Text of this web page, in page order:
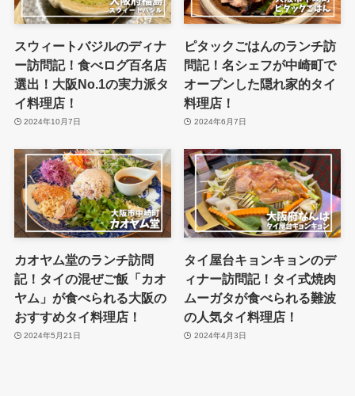
スウィートバジルのディナ
ー訪問記！食べログ百名店
選出！大阪No.1の実力派タ
イ料理店！
2024年10月7日
ピタックごはんのランチ訪
問記！名シェフが中崎町で
オープンした隠れ家的タイ
料理店！
2024年6月7日
カオヤム堂のランチ訪問
記！タイの混ぜご飯「カオ
ヤム」が食べられる大阪の
おすすめタイ料理店！
2024年5月21日
タイ屋台キョンキョンのデ
ィナー訪問記！タイ式焼肉
ムーガタが食べられる難波
の人気タイ料理店！
2024年4月3日